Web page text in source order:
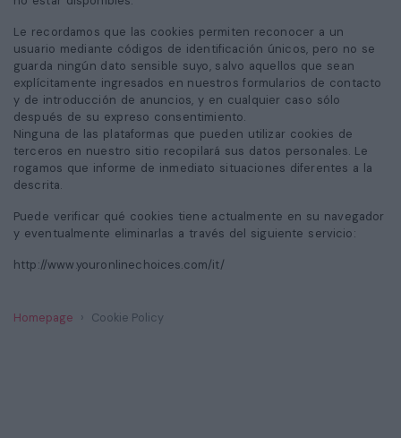
Le recordamos que las cookies permiten reconocer a un
usuario mediante códigos de identificación únicos, pero no se
guarda ningún dato sensible suyo, salvo aquellos que sean
explícitamente ingresados en nuestros formularios de contacto
y de introducción de anuncios, y en cualquier caso sólo
después de su expreso consentimiento.
Ninguna de las plataformas que pueden utilizar cookies de
terceros en nuestro sitio recopilará sus datos personales. Le
rogamos que informe de inmediato situaciones diferentes a la
descrita.
Puede verificar qué cookies tiene actualmente en su navegador
y eventualmente eliminarlas a través del siguiente servicio:
http://www.youronlinechoices.com/it/
Homepage Cookie Policy